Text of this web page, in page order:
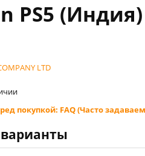
PS5 (Индия)
LTD
покупкой: FAQ (Часто